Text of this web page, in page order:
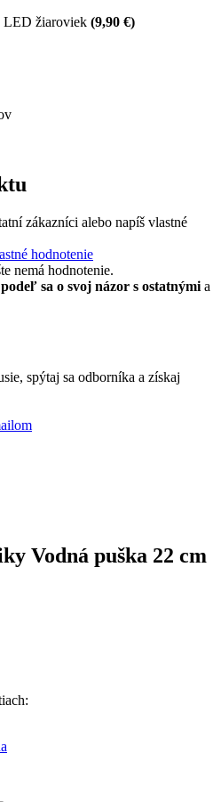
LED žiaroviek (9,90 €)
zákazníci alebo napíš vlastné
hodnotenie
nemá hodnotenie.
podeľ sa o svoj názor s ostatnými a
spýtaj sa odborníka a získaj
Vodná puška 22 cm